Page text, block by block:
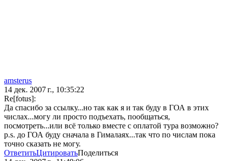
amsterus
14 дек. 2007 г., 10:35:22
Re[fotus]:
Да спасибо за ссылку...но так как я и так буду в ГОА в этих
числах...могу ли просто подъехать, пообщаться,
посмотреть...или всё только вместе с оплатой тура возможно?
p.s. до ГОА буду сначала в Гималаях...так что по числам пока
точно сказать не могу.
ОтветитьЦитироватьПоделиться